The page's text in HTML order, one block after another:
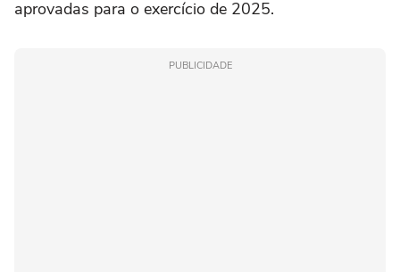
aprovadas para o exercício de 2025.
PUBLICIDADE